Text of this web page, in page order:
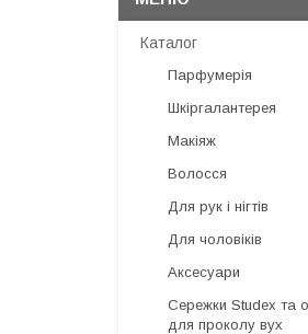
Каталог
Парфумерія
Шкіргалантерея
Макіяж
Волосся
Для рук і нігтів
Для чоловіків
Аксесуари
Сережки Studex та
для проколу вух